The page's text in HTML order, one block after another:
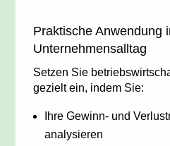
Praktische Anwendung
Unternehmensalltag
Setzen Sie
gezielt ein, indem Sie:
Ihre Gewinn- und
analysieren